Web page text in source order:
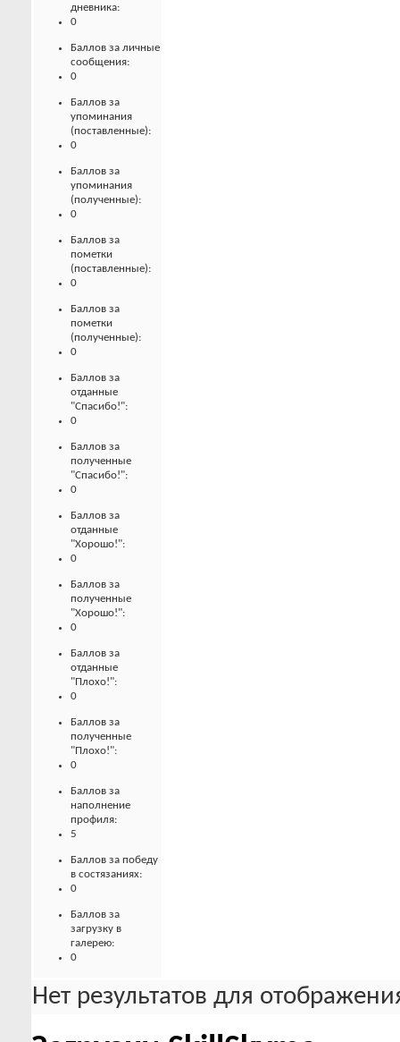
дневника:
0
Баллов за личные
сообщения:
0
Баллов за
упоминания
(поставленные):
0
Баллов за
упоминания
(полученные):
0
Баллов за
пометки
(поставленные):
0
Баллов за
пометки
(полученные):
0
Баллов за
отданные
"Спасибо!":
0
Баллов за
полученные
"Спасибо!":
0
Баллов за
отданные
"Хорошо!":
0
Баллов за
полученные
"Хорошо!":
0
Баллов за
отданные
"Плохо!":
0
Баллов за
полученные
"Плохо!":
0
Баллов за
наполнение
профиля:
5
Баллов за победу
в состязаниях:
0
Баллов за
загрузку в
галерею:
0
Нет результатов для